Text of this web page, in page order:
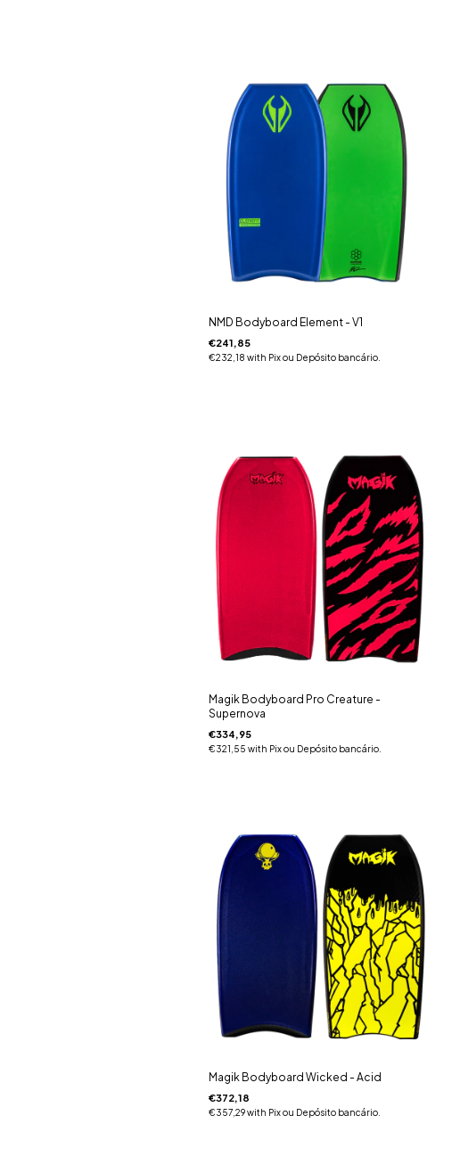
NMD Bodyboard Element - V1
€241,85
€232,18 with Pix ou Depósito bancário.
Magik Bodyboard Pro Creature -
Supernova
€334,95
€321,55 with Pix ou Depósito bancário.
Magik Bodyboard Wicked - Acid
€372,18
€357,29with Pix ou Depósito bancário.